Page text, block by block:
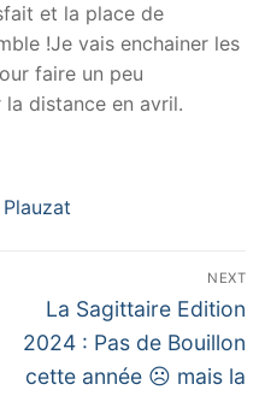
et la place de
!Je vais enchainer les
faire un peu
distance en avril.
Plauzat
NEXT
Next
post:
La Sagittaire Edition
2024 : Pas de Bouillon
cette année ☹ mais la